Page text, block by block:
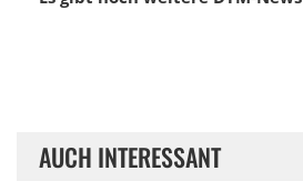
AUCH INTERESSANT